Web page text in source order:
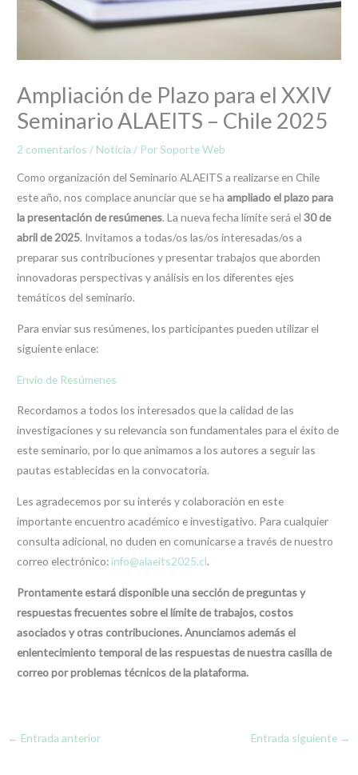
Ampliación de Plazo para el XXIV
Seminario ALAEITS – Chile 2025
2 comentarios / Noticia / PorSoporte Web
Como organización del Seminario ALAEITS a realizarse en Chile
este año, nos complace anunciar que se ha ampliado el plazo para
la presentación de resúmenes. La nueva fecha límite será el30 de
abril de 2025. Invitamos a todas/os las/os interesadas/os a
preparar sus contribuciones y presentar trabajos que aborden
innovadoras perspectivas y análisis en los diferentes ejes
temáticos del seminario.
Para enviar sus resúmenes, los participantes pueden utilizar el
siguiente enlace:
Envío de Resúmenes
Recordamos a todos los interesados que la calidad de las
investigaciones y su relevancia son fundamentales para el éxito de
este seminario, por lo que animamos a los autores a seguir las
pautas establecidas en la convocatoria.
Les agradecemos por su interés y colaboración en este
importante encuentro académico e investigativo. Para cualquier
consulta adicional, no duden en comunicarse a través de nuestro
correo electrónico: info@alaeits2025.cl.
Prontamente estará disponible una sección de preguntas y
respuestas frecuentes sobre el límite de trabajos, costos
asociados y otras contribuciones. Anunciamos además el
enlentecimiento temporal de las respuestas de nuestra casilla de
correo por problemas técnicos de la plataforma.
← Entrada anterior Entrada siguiente →